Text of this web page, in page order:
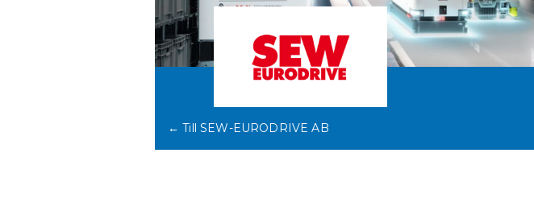
← Till SEW-EURODRIVE AB